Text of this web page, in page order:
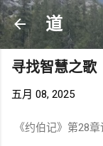
道
寻找智慧之歌
五月 08, 2025
《约伯记》第28